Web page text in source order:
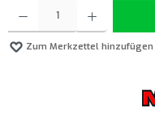
Zum Merkzettel hinzufügen